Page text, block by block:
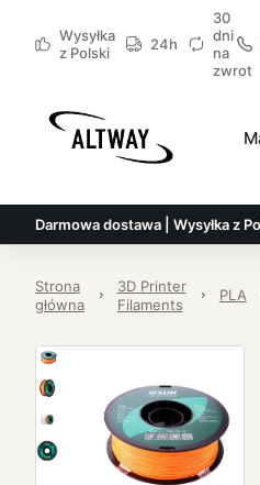
Wysyłka
z Polski
24h
30
dni
na
zwrot
Darmowa dostawa | Wysyłka z
Strona
główna
3D Printer
Filaments
PLA